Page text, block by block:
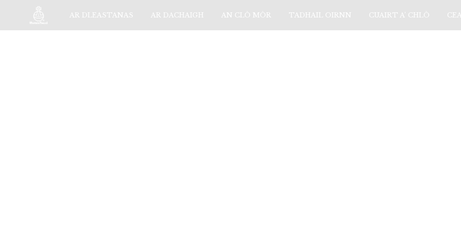
AR DLEASTANAS AR DACHAIGH AN CLÒ MÒR TADHAIL OIRNN CUAIRT A’ CHLÒ